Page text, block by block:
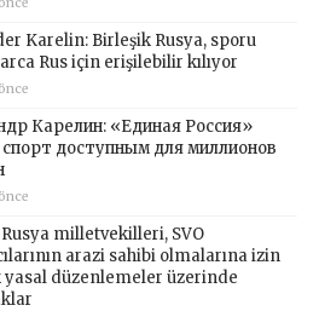
Karelin: Birleşik Rusya, sporu
Rus için erişilebilir kılıyor
Карелин: «Единая Россия»
доступным для миллионов
milletvekilleri, SVO
arazi sahibi olmalarına izin
yasal düzenlemeler üzerinde